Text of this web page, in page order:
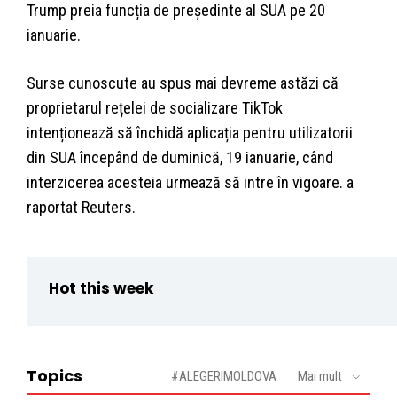
Trump preia funcția de președinte al SUA pe 20
ianuarie.
Surse cunoscute au spus mai devreme astăzi că
proprietarul rețelei de socializare TikTok
intenționează să închidă aplicația pentru utilizatorii
din SUA începând de duminică, 19 ianuarie, când
interzicerea acesteia urmează să intre în vigoare. a
raportat Reuters.
Hot this week
Topics #ALEGERIMOLDOVA Mai mult